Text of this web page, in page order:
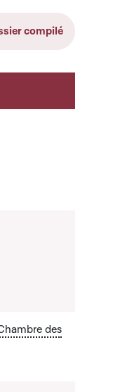
compilé
des